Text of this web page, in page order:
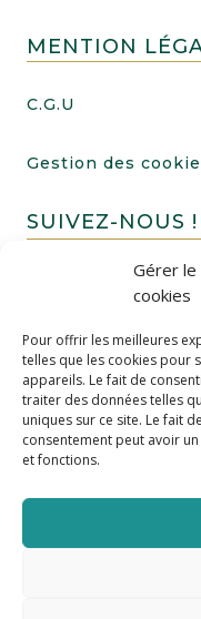
Gérer
cookies
Pour offrir les meilleures
telles que les cookies pour
appareils. Le fait de
traiter des données telles
uniques sur ce site. Le fait
consentement peut avoir
et fonctions.
MENTION
C.G.U
Gestion des
SUIVEZ-NOUS !
FAIRE UN DON